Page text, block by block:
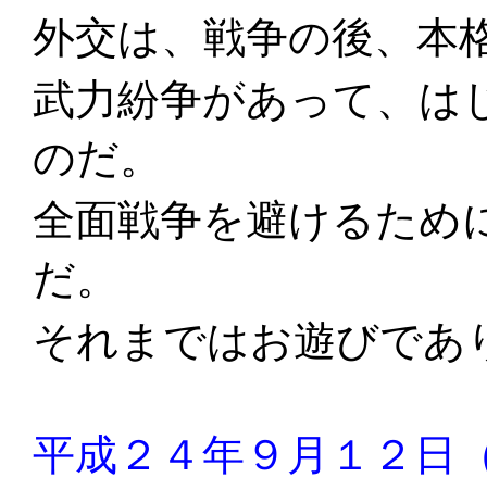
外交は、戦争の後、本
武力紛争があって、は
のだ。
全面戦争を避けるため
だ。
それまではお遊びであ
平成２４年９月１２日